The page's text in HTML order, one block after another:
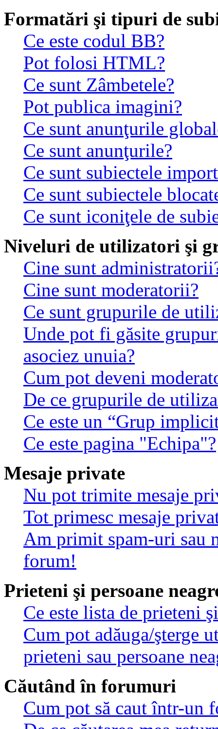
Formatări şi tipuri de
Ce este codul BB?
Pot folosi HTML?
Ce sunt Zâmbetele?
Pot publica imagini?
Ce sunt anunţurile
Ce sunt anunţurile?
Ce sunt subiectele
Ce sunt subiectele
Ce sunt iconiţele de
Niveluri de utilizatori şi
Cine sunt
Cine sunt moderatorii?
Ce sunt grupurile de
Unde pot fi găsite
asociez unuia?
Cum pot deveni
De ce grupurile de
Ce este un “Grup
Ce este pagina "Echipa"?
Mesaje private
Nu pot trimite mesaje
Tot primesc mesaje
Am primit spam-uri sau
forum!
Prieteni şi persoane
Ce este lista de prieteni
Cum pot adăuga/şterge
prieteni sau persoane
Căutând în forumuri
Cum pot să caut într-un